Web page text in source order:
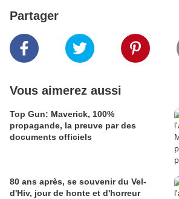
Partager
Vous aimerez aussi
Top Gun: Maverick, 100%
propagande, la preuve par des
documents officiels
80 ans après, se souvenir du Vel-
d'Hiv, jour de honte et d'horreur